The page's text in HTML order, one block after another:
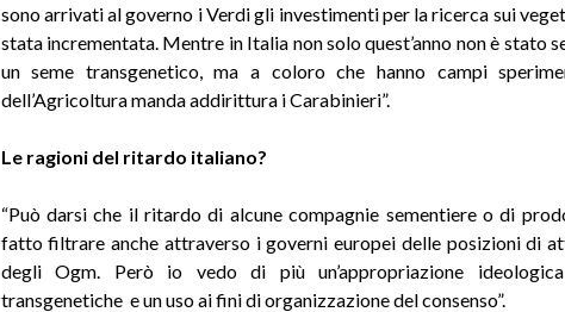
sono arrivati al governo i Verdi gli investimenti per la ricerca sui
stata incrementata. Mentre in Italia non solo quest’anno non è stato
un seme transgenetico, ma a coloro che hanno campi
dell’Agricoltura manda addirittura i Carabinieri”.
Le ragioni del ritardo italiano?
“Può darsi che il ritardo di alcune compagnie sementiere o di
fatto filtrare anche attraverso i governi europei delle posizioni di
degli Ogm. Però io vedo di più un’appropriazione
transgenetiche e un uso ai fini di organizzazione del consenso”.